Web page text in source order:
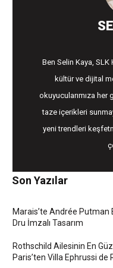
Ben Selin Kaya,
kültür ve dijital
okuyucularımıza her
taze içerikleri
yeni trendleri
Son Yazılar
Marais’te Andrée Putman
Dru İmzalı Tasarım
Rothschild Ailesinin En
Paris’ten Villa Ephrussi de